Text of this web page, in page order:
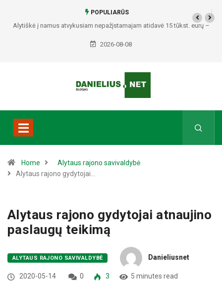
POPULIARŪS
Alytiškė į namus atvykusiam nepažįstamajam atidavė 15 tūkst. eurų –
policija pradėjo tyrimą
2026-08-08
Home
Alytaus rajono savivaldybė
Alytaus rajono gydytojai…
Alytaus rajono gydytojai atnaujino
paslaugų teikimą
ALYTAUS RAJONO SAVIVALDYBĖ Danieliusnet
2020-05-14 0 3 5 minutes read